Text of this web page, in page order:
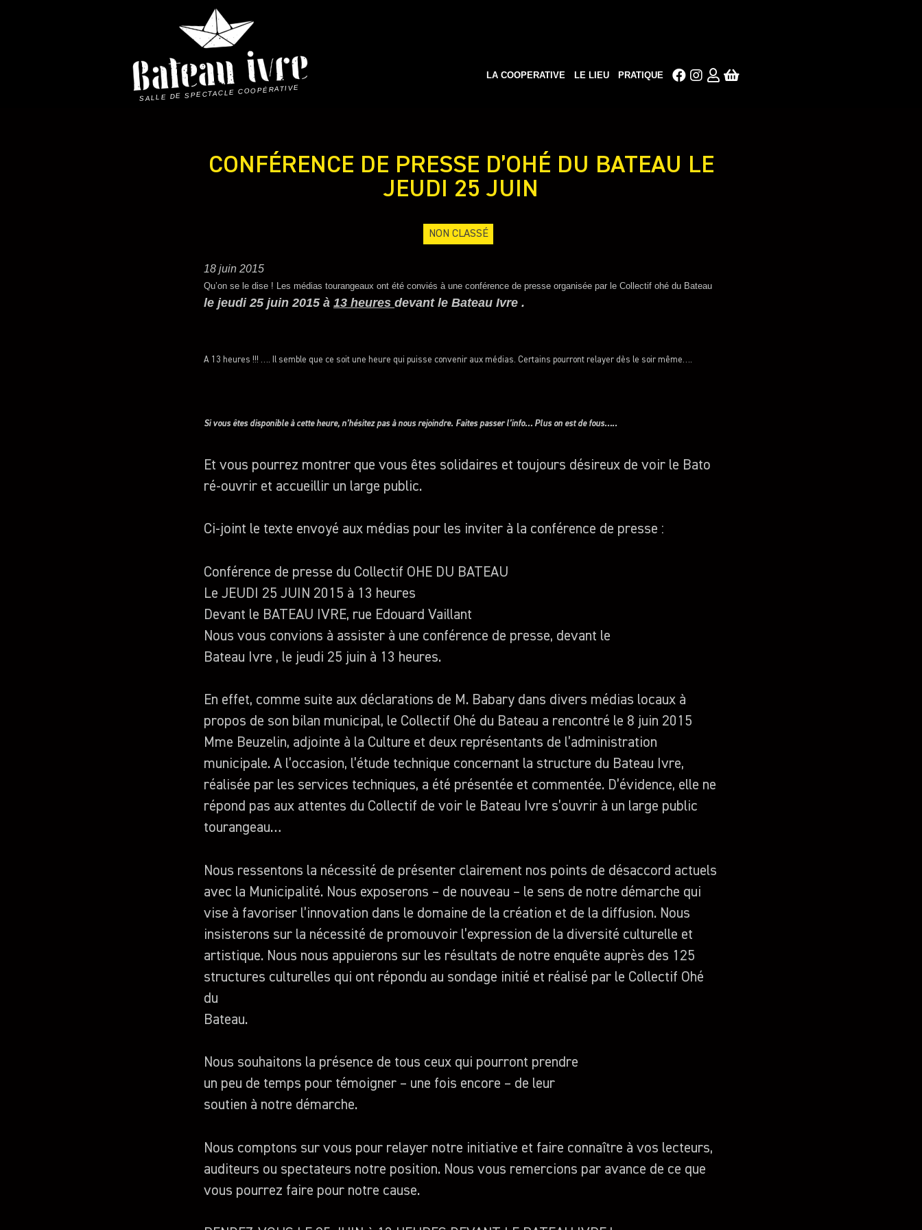
SALLE DE SPECTACLE COOPÉRATIVE
LA COOPERATIVE LE LIEU PRATIQUE
CONFÉRENCE DE PRESSE D’OHÉ DU BATEAU LE
JEUDI 25 JUIN
NON CLASSÉ
18 juin 2015
Qu’on se le dise ! Les médias tourangeaux ont été conviés à une conférence de presse organisée par le Collectif ohé du Bateau
le jeudi 25 juin 2015 à 13 heures devant le Bateau Ivre .
A 13 heures !!! …. Il semble que ce soit une heure qui puisse convenir aux médias. Certains pourront relayer dès le soir même….
Si vous êtes disponible à cette heure, n’hésitez pas à nous rejoindre. Faites passer l’info… Plus on est de fous…..
Et vous pourrez montrer que vous êtes solidaires et toujours désireux de voir le Bato
ré-ouvrir et accueillir un large public.
Ci-joint le texte envoyé aux médias pour les inviter à la conférence de presse :
Conférence de presse du Collectif OHE DU BATEAU
Le JEUDI 25 JUIN 2015 à 13 heures
Devant le BATEAU IVRE, rue Edouard Vaillant
Nous vous convions à assister à une conférence de presse, devant le
Bateau Ivre , le jeudi 25 juin à 13 heures.
En effet, comme suite aux déclarations de M. Babary dans divers médias locaux à
propos de son bilan municipal, le Collectif Ohé du Bateau a rencontré le 8 juin 2015
Mme Beuzelin, adjointe à la Culture et deux représentants de l’administration
municipale. A l’occasion, l’étude technique concernant la structure du Bateau Ivre,
réalisée par les services techniques, a été présentée et commentée. D’évidence, elle ne
répond pas aux attentes du Collectif de voir le Bateau Ivre s’ouvrir à un large public
tourangeau…
Nous ressentons la nécessité de présenter clairement nos points de désaccord actuels
avec la Municipalité. Nous exposerons – de nouveau – le sens de notre démarche qui
vise à favoriser l’innovation dans le domaine de la création et de la diffusion. Nous
insisterons sur la nécessité de promouvoir l’expression de la diversité culturelle et
artistique. Nous nous appuierons sur les résultats de notre enquête auprès des 125
structures culturelles qui ont répondu au sondage initié et réalisé par le Collectif Ohé
du
Bateau.
Nous souhaitons la présence de tous ceux qui pourront prendre
un peu de temps pour témoigner – une fois encore – de leur
soutien à notre démarche.
Nous comptons sur vous pour relayer notre initiative et faire connaître à vos lecteurs,
auditeurs ou spectateurs notre position. Nous vous remercions par avance de ce que
vous pourrez faire pour notre cause.